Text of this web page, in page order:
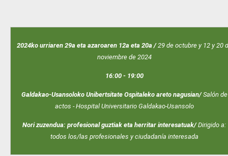
2024ko urriaren 29a eta azaroaren 12a eta 20a /29 de octubre y 12 y 20
noviembre de 2024
16:00 - 19:00
Galdakao-Usansoloko Unibertsitate Ospitaleko areto nagusian/Salón de
actos - Hospital Universitario Galdakao-Usansolo
Nori zuzendua: profesional guztiak eta herritar interesatuak/Dirigido a:
todos los/las profesionales y ciudadanía interesada